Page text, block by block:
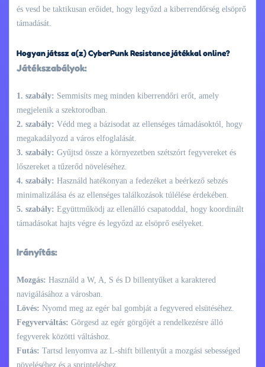
és vesd be taktikusan erőidet, hogy legyőzd a kiberrendőrség elsöprő
támadását.
Hogyan játssz a(z) CyberPunk Resistance játékkal online?
Játékszabályok:
1. szabály: Semmisíts meg minden kiberrendőri erőt, amely
megjelenik a szektorodban.
2. szabály: Védd meg a bázisodat az ellenséges támadásoktól, hogy
megakadályozd a város elfoglalását.
3. szabály: Gyűjtsd össze a környezetben szétszórt fegyvereket és
lőszereket a tűzerőd növeléséhez.
4. szabály: Használd hatékonyan a fedezéket a beérkező sebzés
minimalizálása és az ellenséges találkozások túlélése érdekében.
5. szabály: Együttműködj az ellenálló csapatoddal, hogy koordinált
támadásokat hajts végre és legyőzd az elsöprő esélyeket.
Irányítás:
Mozgás: Használd a W, A, S és D billentyűket a karaktered
navigálásához a városban.
Lövés: Nyomd meg az egér bal gombját a fegyvered elsütéséhez.
Fegyverváltás: Görgesd az egér görgőjét a rendelkezésre álló
fegyverek közötti váltáshoz.
Futás: Tartsd lenyomva az L-shift billentyűt a mozgási sebességed
növeléséhez és a sprinteléshez.